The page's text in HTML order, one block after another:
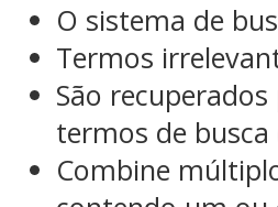
O sistema de
Termos
São
termos de
Combine